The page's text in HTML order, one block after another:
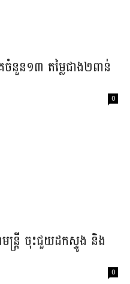
នួន​១៣ តម្លៃ​ជាង​២​ពាន់​
0
ន្ត្រី ចុះ​ជួយ​ដក​ស្ទូង និង​
0